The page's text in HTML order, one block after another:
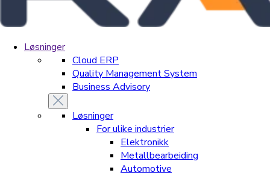
Løsninger
Cloud ERP
Quality Management System
Business Advisory
Løsninger
For ulike industrier
Elektronikk
Metallbearbeiding
Automotive